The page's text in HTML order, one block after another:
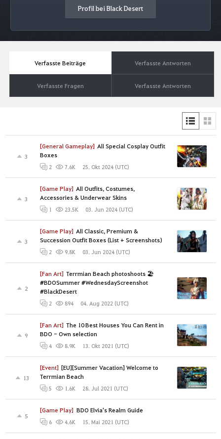
Profil bei Black Desert
Verfasste Beiträge Verfasste Antworten
Verfasste Fragen Verfasste Antworten
[General Gameplay] All Special Cosplay Outfit
Boxes
3
2 7.6K 25. Okt 2024 (UTC)
[Game Play] All Outfits, Costumes,
Accessories & Underwear Skins
3
1 23.5K 03. Jun 2024 (UTC)
[Game Play] All Classic, Premium &
Succession Outfit Boxes (List + Screenshots)
3
2 9.8K 03. Jun 2024 (UTC)
[Fan Art] Terrmian Beach photoshoots 🏖
#BDOSummer #WednesdayScreenshot
#BlackDesert
2
2 894 04. Aug 2022 (UTC)
[Fan Art] The 10 Best Houses You Can Rent in
BDO - Own selection
9
4 8.9K 13. Okt 2021 (UTC)
[Event] [EU][Summer Vacation] Welcome to
Terrmian Beach
13
5 1.6K 28. Jul 2021 (UTC)
[Game Play] BDO Elvia's Realm Guide
5
6 4.6K 15. Mai 2021 (UTC)